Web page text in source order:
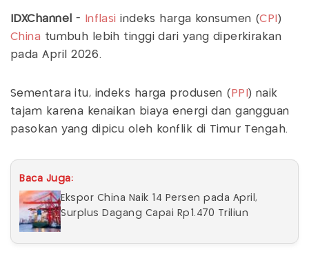
IDXChannel - Inflasi indeks harga konsumen (CPI )
China tumbuh lebih tinggi dari yang diperkirakan
pada April 2026.
Sementara itu, indeks harga produsen ( PPI ) naik
tajam karena kenaikan biaya energi dan gangguan
pasokan yang dipicu oleh konflik di Timur Tengah.
Baca Juga:
Ekspor China Naik 14 Persen pada April,
Surplus Dagang Capai Rp1.470 Triliun